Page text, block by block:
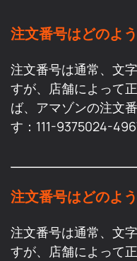
注文番号はどのよ
注文番号は通常、文
すが、店舗によって
ば、アマゾンの注文
す：111-9375024-
注文番号はどのよ
注文番号は通常、文
すが、店舗によって